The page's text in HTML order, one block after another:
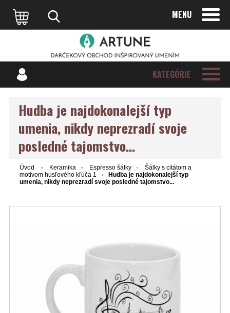
MENU
KATEGÓRIE
Hudba je najdokonalejší typ
umenia, nikdy neprezradí svoje
posledné tajomstvo...
Úvod Keramika Espresso šálky
Šálky s citátom a
motívom husľového kľúča 1
Hudba je najdokonalejší typ
umenia, nikdy neprezradí svoje posledné tajomstvo...